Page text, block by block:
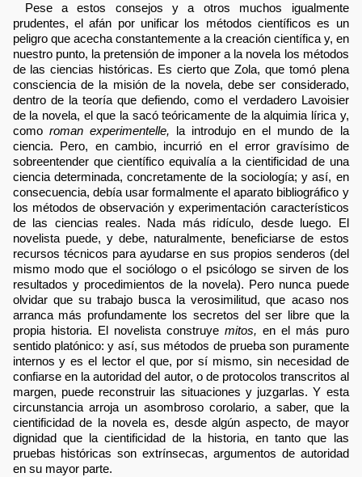
Pese a estos consejos y a otros muchos igualmente
prudentes, el afán por unificar los métodos científicos es un
peligro que acecha constantemente a la creación científica y, en
nuestro punto, la pretensión de imponer a la novela los métodos
de las ciencias históricas. Es cierto que Zola, que tomó plena
consciencia de la misión de la novela, debe ser considerado,
dentro de la teoría que defiendo, como el verdadero Lavoisier
de la novela, el que la sacó teóricamente de la alquimia lírica y,
como roman experimentelle, la introdujo en el mundo de la
ciencia. Pero, en cambio, incurrió en el error gravísimo de
sobreentender que científico equivalía a la cientificidad de una
ciencia determinada, concretamente de la sociología; y así, en
consecuencia, debía usar formalmente el aparato bibliográfico y
los métodos de observación y experimentación característicos
de las ciencias reales. Nada más ridículo, desde luego. El
novelista puede, y debe, naturalmente, beneficiarse de estos
recursos técnicos para ayudarse en sus propios senderos (del
mismo modo que el sociólogo o el psicólogo se sirven de los
resultados y procedimientos de la novela). Pero nunca puede
olvidar que su trabajo busca la verosimilitud, que acaso nos
arranca más profundamente los secretos del ser libre que la
propia historia. El novelista construye mitos, en el más puro
sentido platónico: y así, sus métodos de prueba son puramente
internos y es el lector el que, por sí mismo, sin necesidad de
confiarse en la autoridad del autor, o de protocolos transcritos al
margen, puede reconstruir las situaciones y juzgarlas. Y esta
circunstancia arroja un asombroso corolario, a saber, que la
cientificidad de la novela es, desde algún aspecto, de mayor
dignidad que la cientificidad de la historia, en tanto que las
pruebas históricas son extrínsecas, argumentos de autoridad
en su mayor parte.